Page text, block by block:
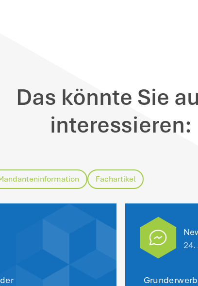
Zudem hat der BFH den
Das FG hat die Klage nämlich
Hinweise: Das BVerfG hat nun
BFH aufgehoben und die Sache an
Antrag auf Wiedereinsetzung in den
ablehnen dürfen.
Das FG muss nun also prüfen, ob
die Klage elektronisch über das
Ausführungen des BVerfG wird das
Stand voraussichtlich stattgeben